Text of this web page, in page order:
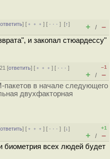
ответить] [ ﹢﹢﹢] [ · · ·][↑]
+ / –
и закопал стюардессу"
[ответить] [ ﹢﹢﹢] [ · · ·]
–1
+ / –
в начале следующего
двухфакторная
ответить] [ ﹢﹢﹢] [ · · ·][↓]
+1
+ / –
всех людей будет